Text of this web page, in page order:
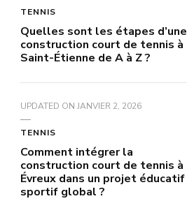
TENNIS
Quelles sont les étapes d’une
construction court de tennis à
Saint-Étienne de A à Z ?
UPDATED ON JANVIER 2, 2026
TENNIS
Comment intégrer la
construction court de tennis à
Évreux dans un projet éducatif
sportif global ?